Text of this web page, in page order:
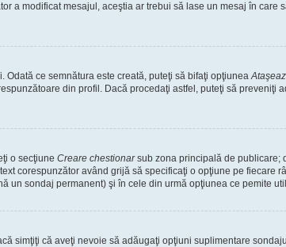
a modificat mesajul, aceştia ar trebui să lase un mesaj în
Odată ce semnătura este creată, puteţi să bifaţi opţiunea
din profil. Dacă procedaţi astfel, puteţi să
o secţiune Creare chestionarsub zona principală de publicare;
corespunzător având grijă să specificaţi o opţiune pe fiecare
un sondaj permanent) şi în cele din urmă opţiunea ce pemite
simţiţi că aveţi nevoie să adăugaţi opţiuni suplimentare